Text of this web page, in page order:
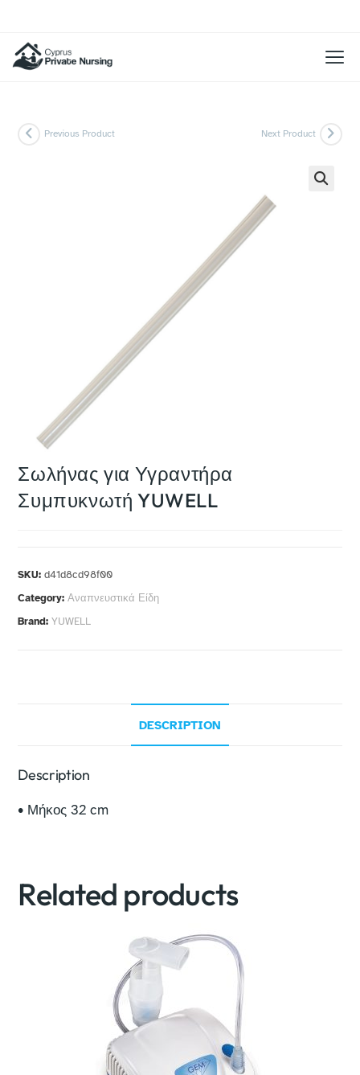
Previous Product Next Product
Σωλήνας για Υγραντήρα
Συμπυκνωτή YUWELL
SKU:d41d8cd98f00
Category:Αναπνευστικά Είδη
Brand:YUWELL
DESCRIPTION
Description
• Μήκος 32 cm
Related products